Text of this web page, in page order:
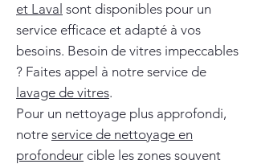
et Laval sont disponibles pour un
service efficace et adapté à vos
besoins. Besoin de vitres impeccables
? Faites appel à notre service de
lavage de vitres.
Pour un nettoyage plus approfondi,
notre service de nettoyage en
profondeur cible les zones souvent